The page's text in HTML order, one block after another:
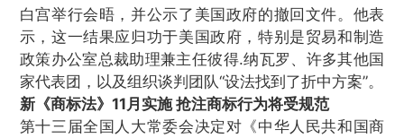
白宫举行会晤，并公示了美国政府的撤回文件。他表
示，这一结果应归功于美国政府，特别是贸易和制造
政策办公室总裁助理兼主任彼得.纳瓦罗、许多其他国
家代表团，以及组织谈判团队“设法找到了折中方案”。
新《商标法》11月实施 抢注商标行为将受规范
第十三届全国人大常委会决定对《中华人民共和国商